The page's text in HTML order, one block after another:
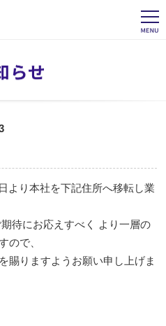
より本社を下記住所へ移転し業
待にお応えすべく より一層の
ので、
賜りますようお願い申し上げま